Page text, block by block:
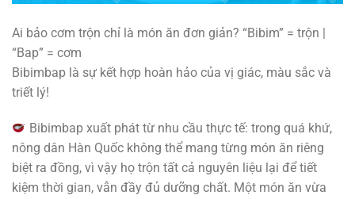
Ai bảo cơm trộn chỉ là món ăn đơn giản? “Bibim” = trộn |
“Bap” = cơm
Bibimbap là sự kết hợp hoàn hảo của vị giác, màu sắc và
triết lý!
Bibimbap xuất phát từ nhu cầu thực tế: trong quá khứ,
nông dân Hàn Quốc không thể mang từng món ăn riêng
biệt ra đồng, vì vậy họ trộn tất cả nguyên liệu lại để tiết
kiệm thời gian, vẫn đầy đủ dưỡng chất. Một món ăn vừa